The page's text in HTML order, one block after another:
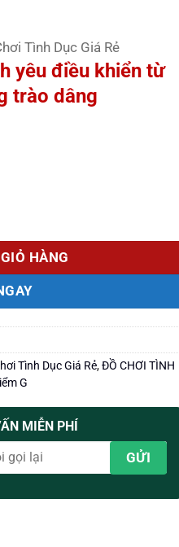
Tình Dục Giá Rẻ
yêu điều khiển từ
trào dâng
HÀNG
Tình Dục Giá Rẻ,ĐỒ CHƠI TÌNH
G
MIỄN PHÍ